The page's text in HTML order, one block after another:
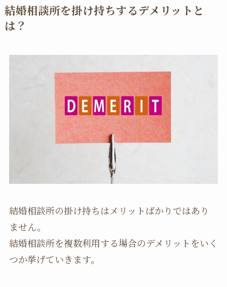
結婚相談所を掛け持ちするデメリットと
は？
結婚相談所の掛け持ちはメリットばかりではあり
ません。
結婚相談所を複数利用する場合のデメリットをいく
つか挙げていきます。